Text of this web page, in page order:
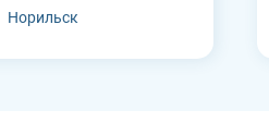
Норильск